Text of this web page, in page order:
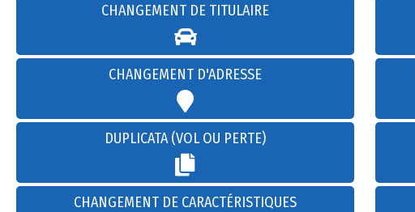
CHANGEMENT DE TITULAIRE
CHANGEMENT D'ADRESSE
DUPLICATA (VOL OU PERTE)
CHANGEMENT DE CARACTÉRISTIQUES